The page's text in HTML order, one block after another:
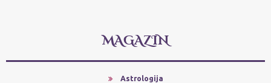
MAGAZIN
Astrologija